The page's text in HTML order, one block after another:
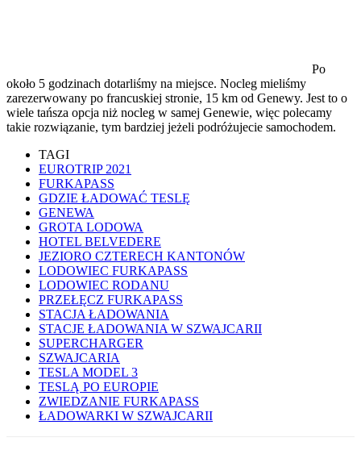
Po
około 5 godzinach dotarliśmy na miejsce. Nocleg mieliśmy
zarezerwowany po francuskiej stronie, 15 km od Genewy. Jest to o
wiele tańsza opcja niż nocleg w samej Genewie, więc polecamy
takie rozwiązanie, tym bardziej jeżeli podróżujecie samochodem.
TAGI
EUROTRIP 2021
FURKAPASS
GDZIE ŁADOWAĆ TESLĘ
GENEWA
GROTA LODOWA
HOTEL BELVEDERE
JEZIORO CZTERECH KANTONÓW
LODOWIEC FURKAPASS
LODOWIEC RODANU
PRZEŁĘCZ FURKAPASS
STACJA ŁADOWANIA
STACJE ŁADOWANIA W SZWAJCARII
SUPERCHARGER
SZWAJCARIA
TESLA MODEL 3
TESLĄ PO EUROPIE
ZWIEDZANIE FURKAPASS
ŁADOWARKI W SZWAJCARII